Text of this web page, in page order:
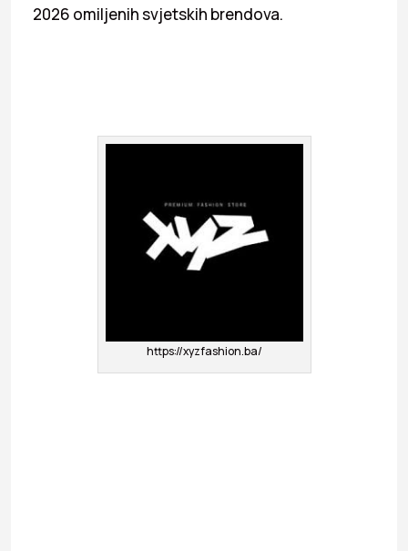
2026 omiljenih svjetskih brendova.
https://xyzfashion.ba/